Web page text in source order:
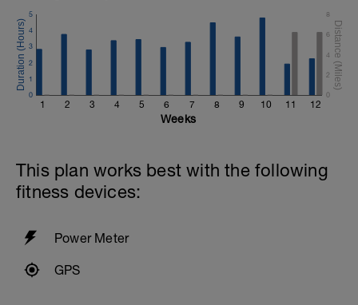
1 2 3 4 5 6 7 8 9 10 11 12
0
1
2
3
4
5
0
2
4
6
8
Weeks
This plan works best with the following
fitness devices:
Power Meter
GPS